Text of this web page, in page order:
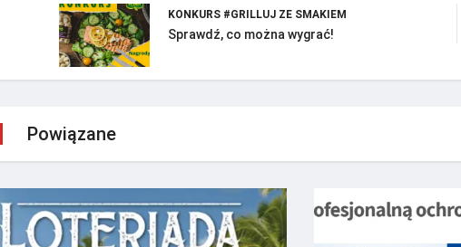
KONKURS #GRILLUJ ZE SMAKIEM
Sprawdź, co można wygrać!
Powiązane